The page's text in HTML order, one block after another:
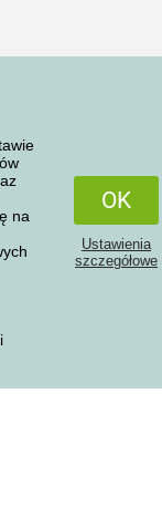
na
OK
Ustawienia
szczegółowe